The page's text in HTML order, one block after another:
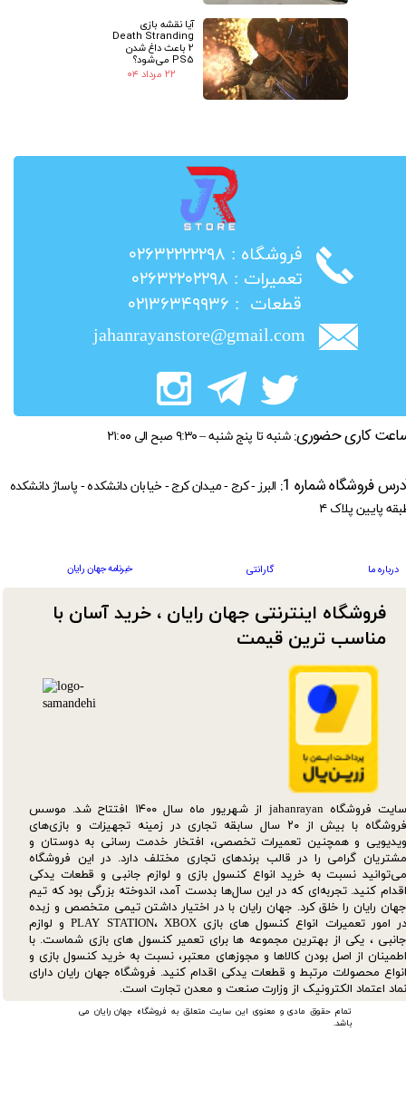
آیا نقشه بازی
Death Stranding
2 باعث داغ شدن
PS5 می‌شود؟
۲۲ مرداد ۰۴
تمام حقوق مادی و معنوی این سایت متعلق به فروشگاه جهان رایان می
باشد.
​فروشگاه : ۰۲۶۳۲۲۲۲۲۹۸
​تعمیرات : ۰۲۶۳۲۲۰۲۲۹۸
​قطعات : ۰۲۱۳۶۳۴۹۹۳۶
jahanrayanstore@gmail.com
سایت فروشگاه jahanrayan از شهریور ماه سال ۱۴۰۰ افتتاح شد. موسس
فروشگاه با بیش از ۲۰ سال سابقه تجاری در زمینه تجهیزات و بازی‌های
ویدیویی و همچنین تعمیرات تخصصی، افتخار خدمت رسانی به دوستان و
مشتریان گرامی را در قالب برندهای تجاری مختلف دارد. در این فروشگاه
می‌توانید نسبت به خرید انواع کنسول بازی و لوازم جانبی و قطعات یدکی‌
اقدام کنید. تجربه‌ای که در این سال‌ها بدست آمد، اندوخته بزرگی بود که تیم
جهان رایان را خلق کرد. جهان رایان با در اختیار داشتن تیمی متخصص و زبده
در امور تعمیرات انواع کنسول های بازی PLAY STATION، XBOX و لوازم
جانبی ، یکی از بهترین مجموعه ها برای تعمیر کنسول های بازی شماست. با
اطمینان از اصل بودن کالاها و مجوزهای معتبر، نسبت به خرید کنسول بازی و
انواع محصولات مرتبط و قطعات یدکی اقدام کنید. فروشگاه جهان رایان دارای
نماد اعتماد الکترونیک از وزارت صنعت و معدن تجارت است.
فروشگاه اینترنتی جهان رایان ، خرید آسان با
مناسب ترین قیمت​​​​​​​
کاری حضوری: شنبه تا پنج شنبه – ۹:۳۰ صبح الی ۲۱:۰۰
درباره ما گارانتی خبرنامه جهان رایان
فروشگاه شماره 1:
البرز - کرج - میدان کرج - خیابان دانشکده - پاساژ دانشکده
پایین پلاک ۴